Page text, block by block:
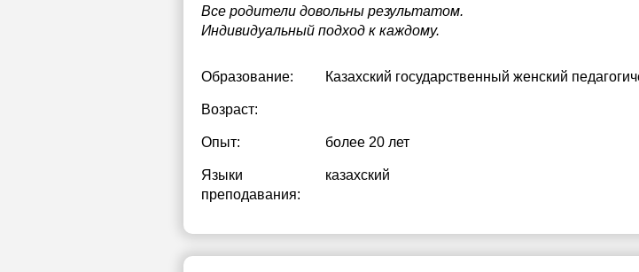
Все родители довольны результатом.
Индивидуальный подход к каждому.
Образование: Казахский государственный женский
Возраст:
Опыт: более 20 лет
Языки
преподавания:
казахский